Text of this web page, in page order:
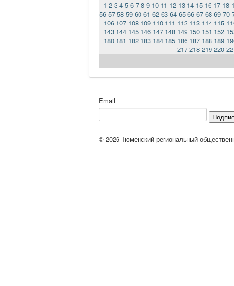
1 2 3 4 5 6 7 8 9 10 11 12 13 14 15 16 17 18
56 57 58 59 60 61 62 63 64 65 66 67 68 69 70
106 107 108 109 110 111 112 113 114 115
143 144 145 146 147 148 149 150 151 152
180 181 182 183 184 185 186 187 188 189
217 218 219 220
Email
© 2026 Тюменский региональный